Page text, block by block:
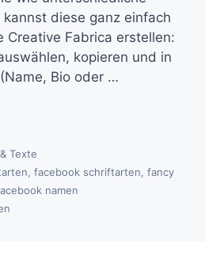
kannst diese ganz einfach
Creative Fabrica erstellen:
kopieren und in
Bio oder …
Texte
, facebook schriftarten, fancy
namen